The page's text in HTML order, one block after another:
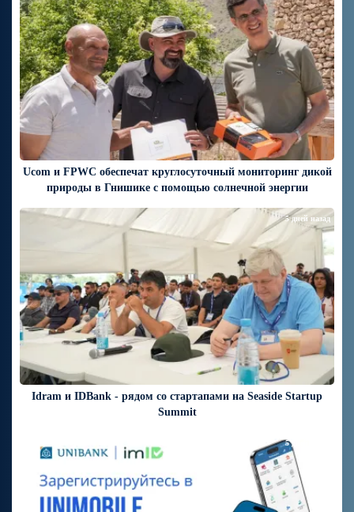
Ucom и FPWC обеспечат круглосуточный мониторинг дикой
природы в Гнишике с помощью солнечной энергии
Idram и IDBank - рядом со стартапами на Seaside Startup
Summit
5 дней назад
5 дней назад